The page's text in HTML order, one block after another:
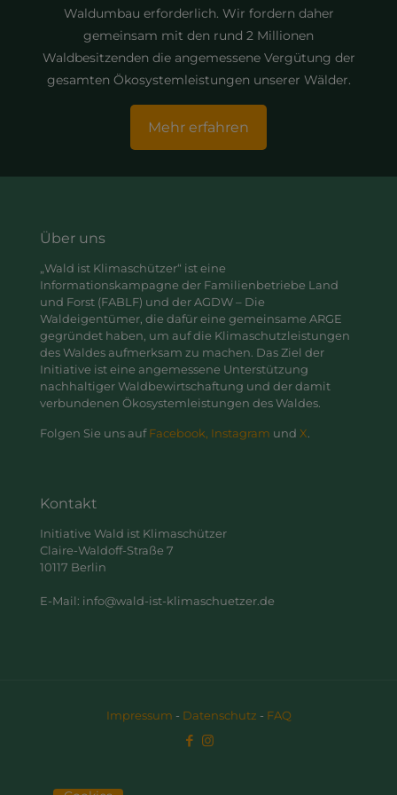
Waldumbau erforderlich. Wir fordern daher
gemeinsam mit den rund 2 Millionen
Waldbesitzenden die angemessene Vergütung der
gesamten Ökosystemleistungen unserer Wälder.
Mehr erfahren
Über uns
„Wald ist Klimaschützer“ ist eine
Informationskampagne der Familienbetriebe Land
und Forst (FABLF) und der AGDW – Die
Waldeigentümer, die dafür eine gemeinsame ARGE
gegründet haben, um auf die Klimaschutzleistungen
des Waldes aufmerksam zu machen. Das Ziel der
Initiative ist eine angemessene Unterstützung
nachhaltiger Waldbewirtschaftung und der damit
verbundenen Ökosystemleistungen des Waldes.
Folgen Sie uns aufFacebook, Instagram und X.
Kontakt
Initiative Wald ist Klimaschützer
Claire-Waldoff-Straße 7
10117 Berlin
E-Mail: info@wald-ist-klimaschuetzer.de
Impressum - Datenschutz - FAQ